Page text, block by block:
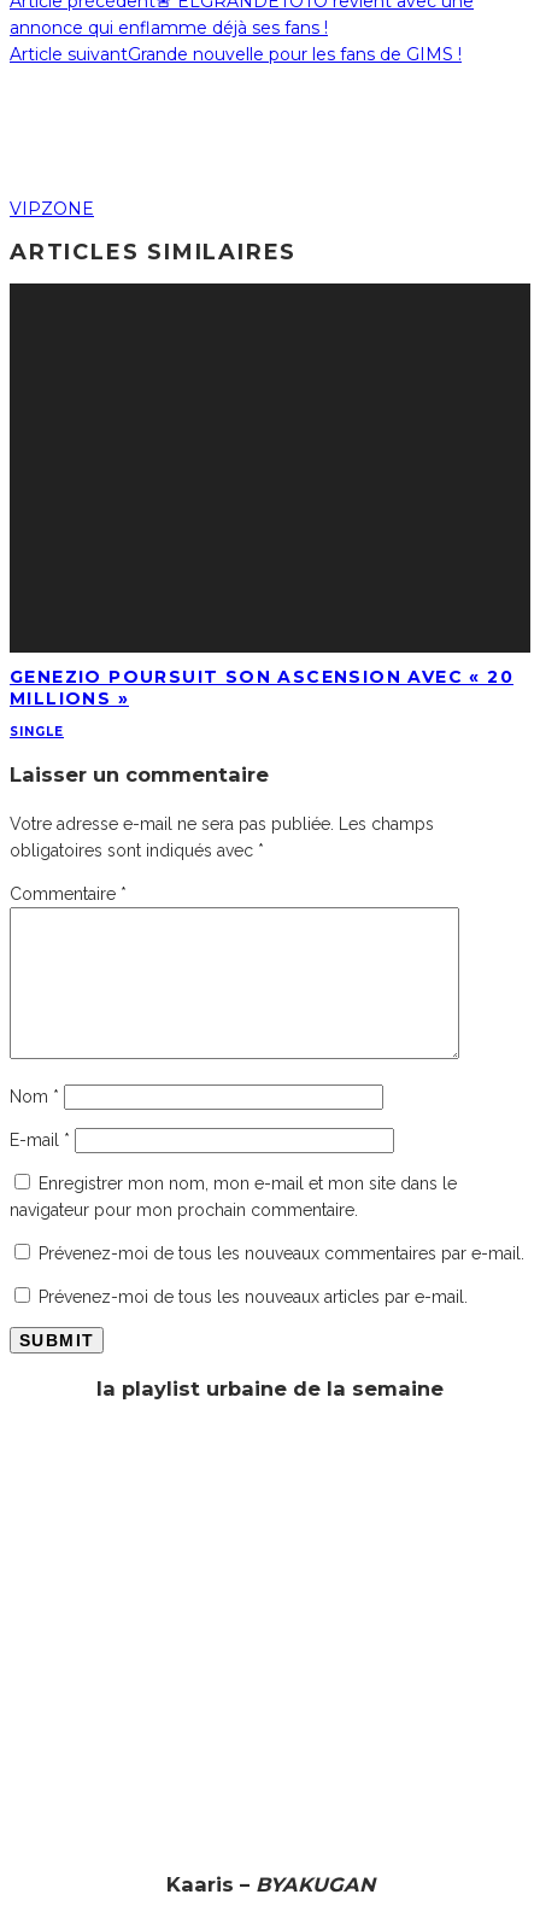
annonce qui enflamme déjà ses fans !
Article suivantGrande nouvelle pour les fans de GIMS !
VIPZONE
ARTICLES SIMILAIRES
GENEZIO POURSUIT SON ASCENSION AVEC « 20
MILLIONS »
SINGLE
Laisser un commentaire
Votre adresse e-mail ne sera pas publiée.
Les champs
obligatoires sont indiqués avec *
Commentaire *
Nom *
E-mail *
Enregistrer mon nom, mon e-mail et mon site dans le
navigateur pour mon prochain commentaire.
Prévenez-moi de tous les nouveaux commentaires par e-mail.
Prévenez-moi de tous les nouveaux articles par e-mail.
la playlist urbaine de la semaine
Kaaris – BYAKUGAN